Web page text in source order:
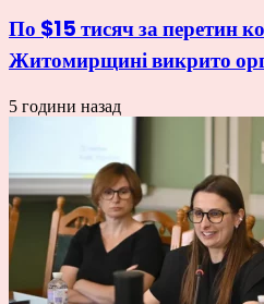
По $15 тисяч за перетин
Житомирщині викрито
5 години назад